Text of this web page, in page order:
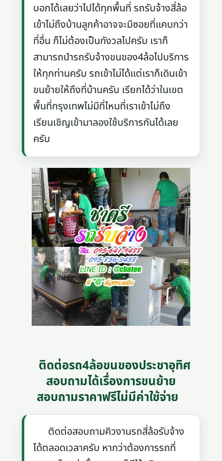
บอกได้เลยว่าไปได้ทุกพื้นที่ รถรับจ้างสี่ล้อ
เข้าไม่ถึงบ้านลูกค้าอาจจะมีซอยที่แคบกว่า
ที่อื่น ก็ไม่ต้องเป็นกังวลไปครับ เราก็
สามารถนำรถรับจ้างขนของ4ล้อไปบริการ
ให้ทุกท่านครับ รถเข้าไม่ได้แต่เราก็เดินเข้า
ขนย้ายให้ถึงที่บ้านครับ เรียกได้ว่าในเขต
พื้นที่กรุงเทพไม่มีที่ไหนที่เราเข้าไม่ถึง
เรียนเชิญเข้ามาลองใช้บริการกันได้เลย
ครับ
ติดต่อรถ4ล้อขนของประชาอุทิศ
สอบถามได้เรื่องการขนย้าย
สอบถามราคาฟรีไม่มีค่าใช้จ่าย
ติดต่อสอบถามคิวงานรถสี่ล้อรับจ้าง
ได้ตลอดเวลาครับ หากว่าต้องการรถที่